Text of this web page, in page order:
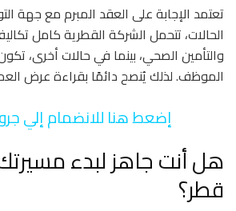
تعتمد الإجابة على العقد المبرم مع جهة
الحالات، تتحمل الشركة القطرية كامل
والتأمين الصحي، بينما في حالات أخرى،
الموظف. لذلك يُنصح دائمًا بقراءة عرض
إضعط هنا للانضمام إلي
هل أنت جاهز لبدء
قطر؟